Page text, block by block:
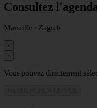
Consultez
Marseille › Zagreb
‹
›
Vous pouvez directement